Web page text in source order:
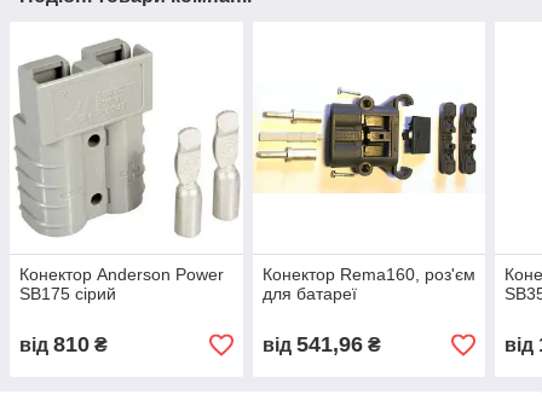
Конектор Anderson Power
SB175 сірий
від 810 ₴
Конектор Rema160, роз'єм
для батареї
від 541,96₴ від